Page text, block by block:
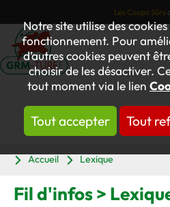
Notre site utilise des
fonctionnement. Pour
d’autres cookies peuvent
choisir de les désactiver.
tout moment via le lien
Tout accepter Tout
Les Coups Sûrs
Accueil
Lexique
Fil d'infos >